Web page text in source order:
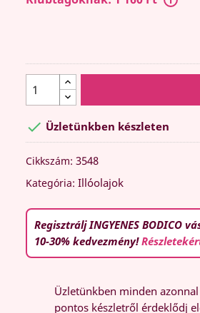
 Üzletünkben készleten
Cikkszám: 3548
Kategória: Illóolajok
Regisztrálj INGYENES BODICO
10-30% kedvezmény!
Üzletünkben minden
pontos készletről érdeklődj